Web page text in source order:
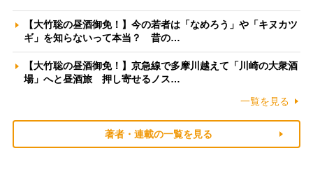
【大竹聡の昼酒御免！】今の若者は「なめろう」や「キヌカツ
ギ」を知らないって本当？ 昔の…
【大竹聡の昼酒御免！】京急線で多摩川越えて「川崎の大衆酒
場」へと昼酒旅 押し寄せるノス…
一覧を見る
著者・連載の一覧を見る